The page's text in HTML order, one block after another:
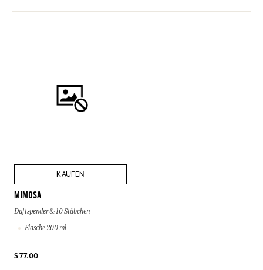
KAUFEN
MIMOSA
Duftspender & 10 Stäbchen
Flasche 200 ml
$ 77.00